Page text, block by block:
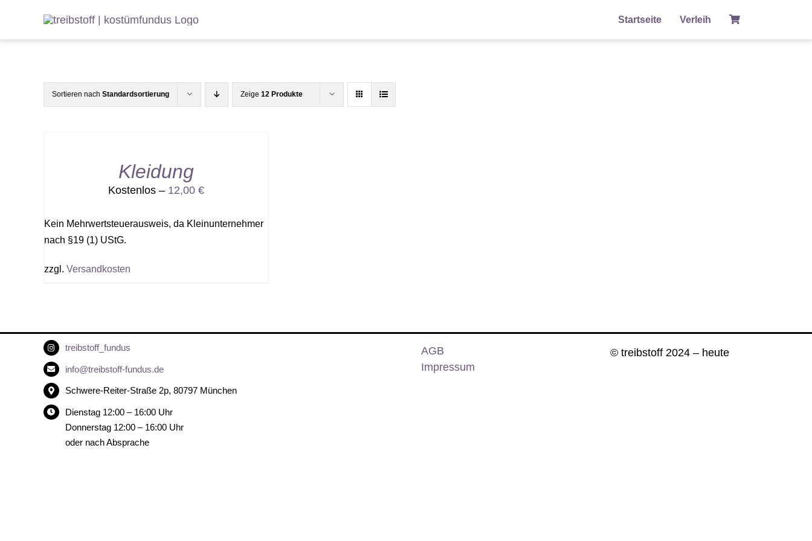
springen
Startseite Verleih
Sortieren nach Standardsortierung Zeige 12 Produkte
Kleidung
Kostenlos – 12,00€
Kein Mehrwertsteuerausweis, da Kleinunternehmer
nach §19 (1) UStG.
zzgl. Versandkosten
treibstoff_fundus
info@treibstoff-fundus.de
Schwere-Reiter-Straße 2p, 80797 München
Dienstag 12:00 – 16:00 Uhr
Donnerstag 12:00 – 16:00 Uhr
oder nach Absprache
AGB
Impressum
© treibstoff 2024 – heute